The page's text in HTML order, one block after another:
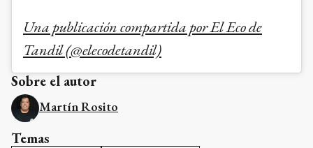
Una publicación compartida por El Eco de
Tandil (@elecodetandil)
Sobre el autor
Martín Rosito
Temas